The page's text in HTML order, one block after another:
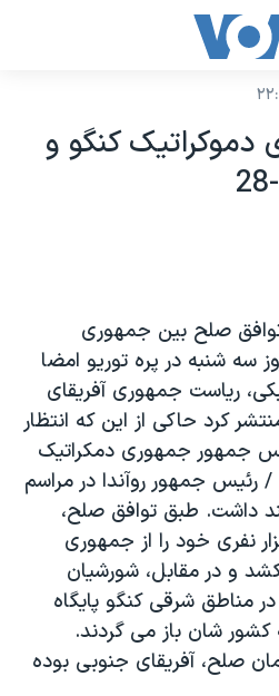
کنگو و
صلح بين جمهوری
سه شنبه در پره توريو امضا
رياست جمهوری آفريقای
کرد حاکی از اين که انتظار
جمهور جمهوری دمکراتيک
کنگو. پل کاگيم Kagame / رئيس جمهور روآندا در مراسم
داشت. طبق توافق صلح،
نيروی حدودا ۲۰ هزار نفری خود را از جمهوری
و در مقابل، شورشيان
در مناطق شرقی کنگو پايگاه
شان باز می گردند.
صلح، آفريقای جنوبی بوده